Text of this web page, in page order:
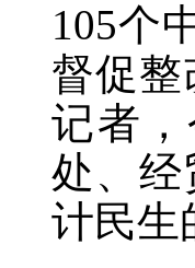
105个
督促整
记者
处、经
计民生